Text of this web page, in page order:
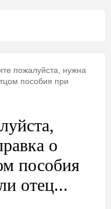
пожалуйста, нужна
пособия при
о
пособия
отец...